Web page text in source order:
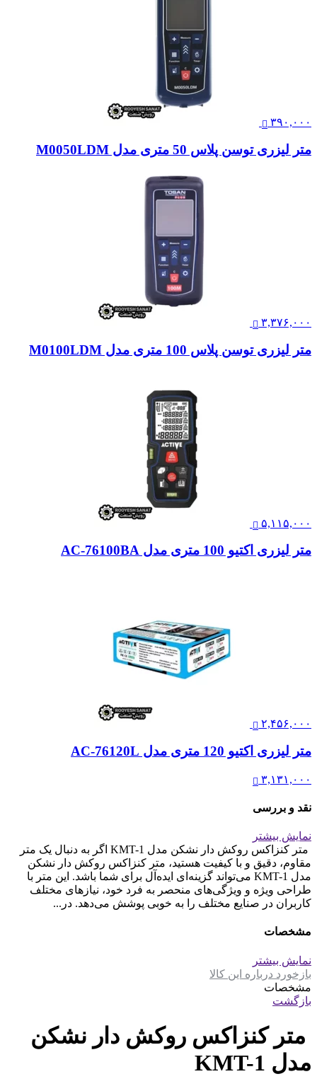
۳۹۰,۰۰۰
متر لیزری توسن پلاس 50 متری مدل M0050LDM
۳,۳۷۶,۰۰۰
متر لیزری توسن پلاس 100 متری مدل M0100LDM
۵,۱۱۵,۰۰۰
متر لیزری اکتیو 100 متری مدل AC-76100BA
۲,۴۵۶,۰۰۰
متر لیزری اکتیو 120 متری مدل AC-76120L
۳,۱۳۱,۰۰۰
نقد و بررسی
نمایش بیشتر
متر کنزاکس روکش دار نشکن مدل KMT-1 اگر به دنبال یک متر
مقاوم، دقیق و با کیفیت هستید، متر کنزاکس روکش دار نشکن
مدل KMT-1 می‌تواند گزینه‌ای ایده‌آل برای شما باشد. این متر با
طراحی ویژه و ویژگی‌های منحصر به فرد خود، نیازهای مختلف
کاربران در صنایع مختلف را به خوبی پوشش می‌دهد. در...
مشخصات
نمایش بیشتر
بازخورد درباره این کالا
مشخصات
بازگشت
متر کنزاکس روکش دار نشکن
مدل KMT-1